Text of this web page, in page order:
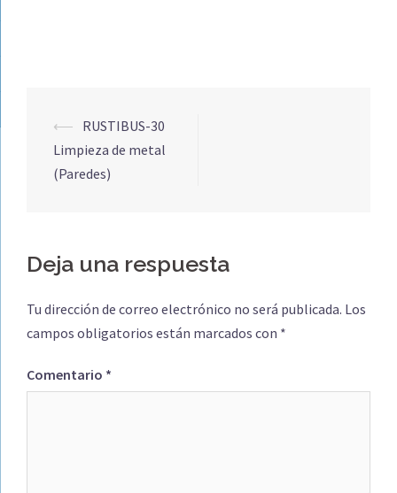
Navegación
de
entradas
⟵ RUSTIBUS-30
Limpieza de metal
(Paredes)
Deja una respuesta
Tu dirección de correo electrónico no será publicada. Los
campos obligatorios están marcados con *
Comentario *